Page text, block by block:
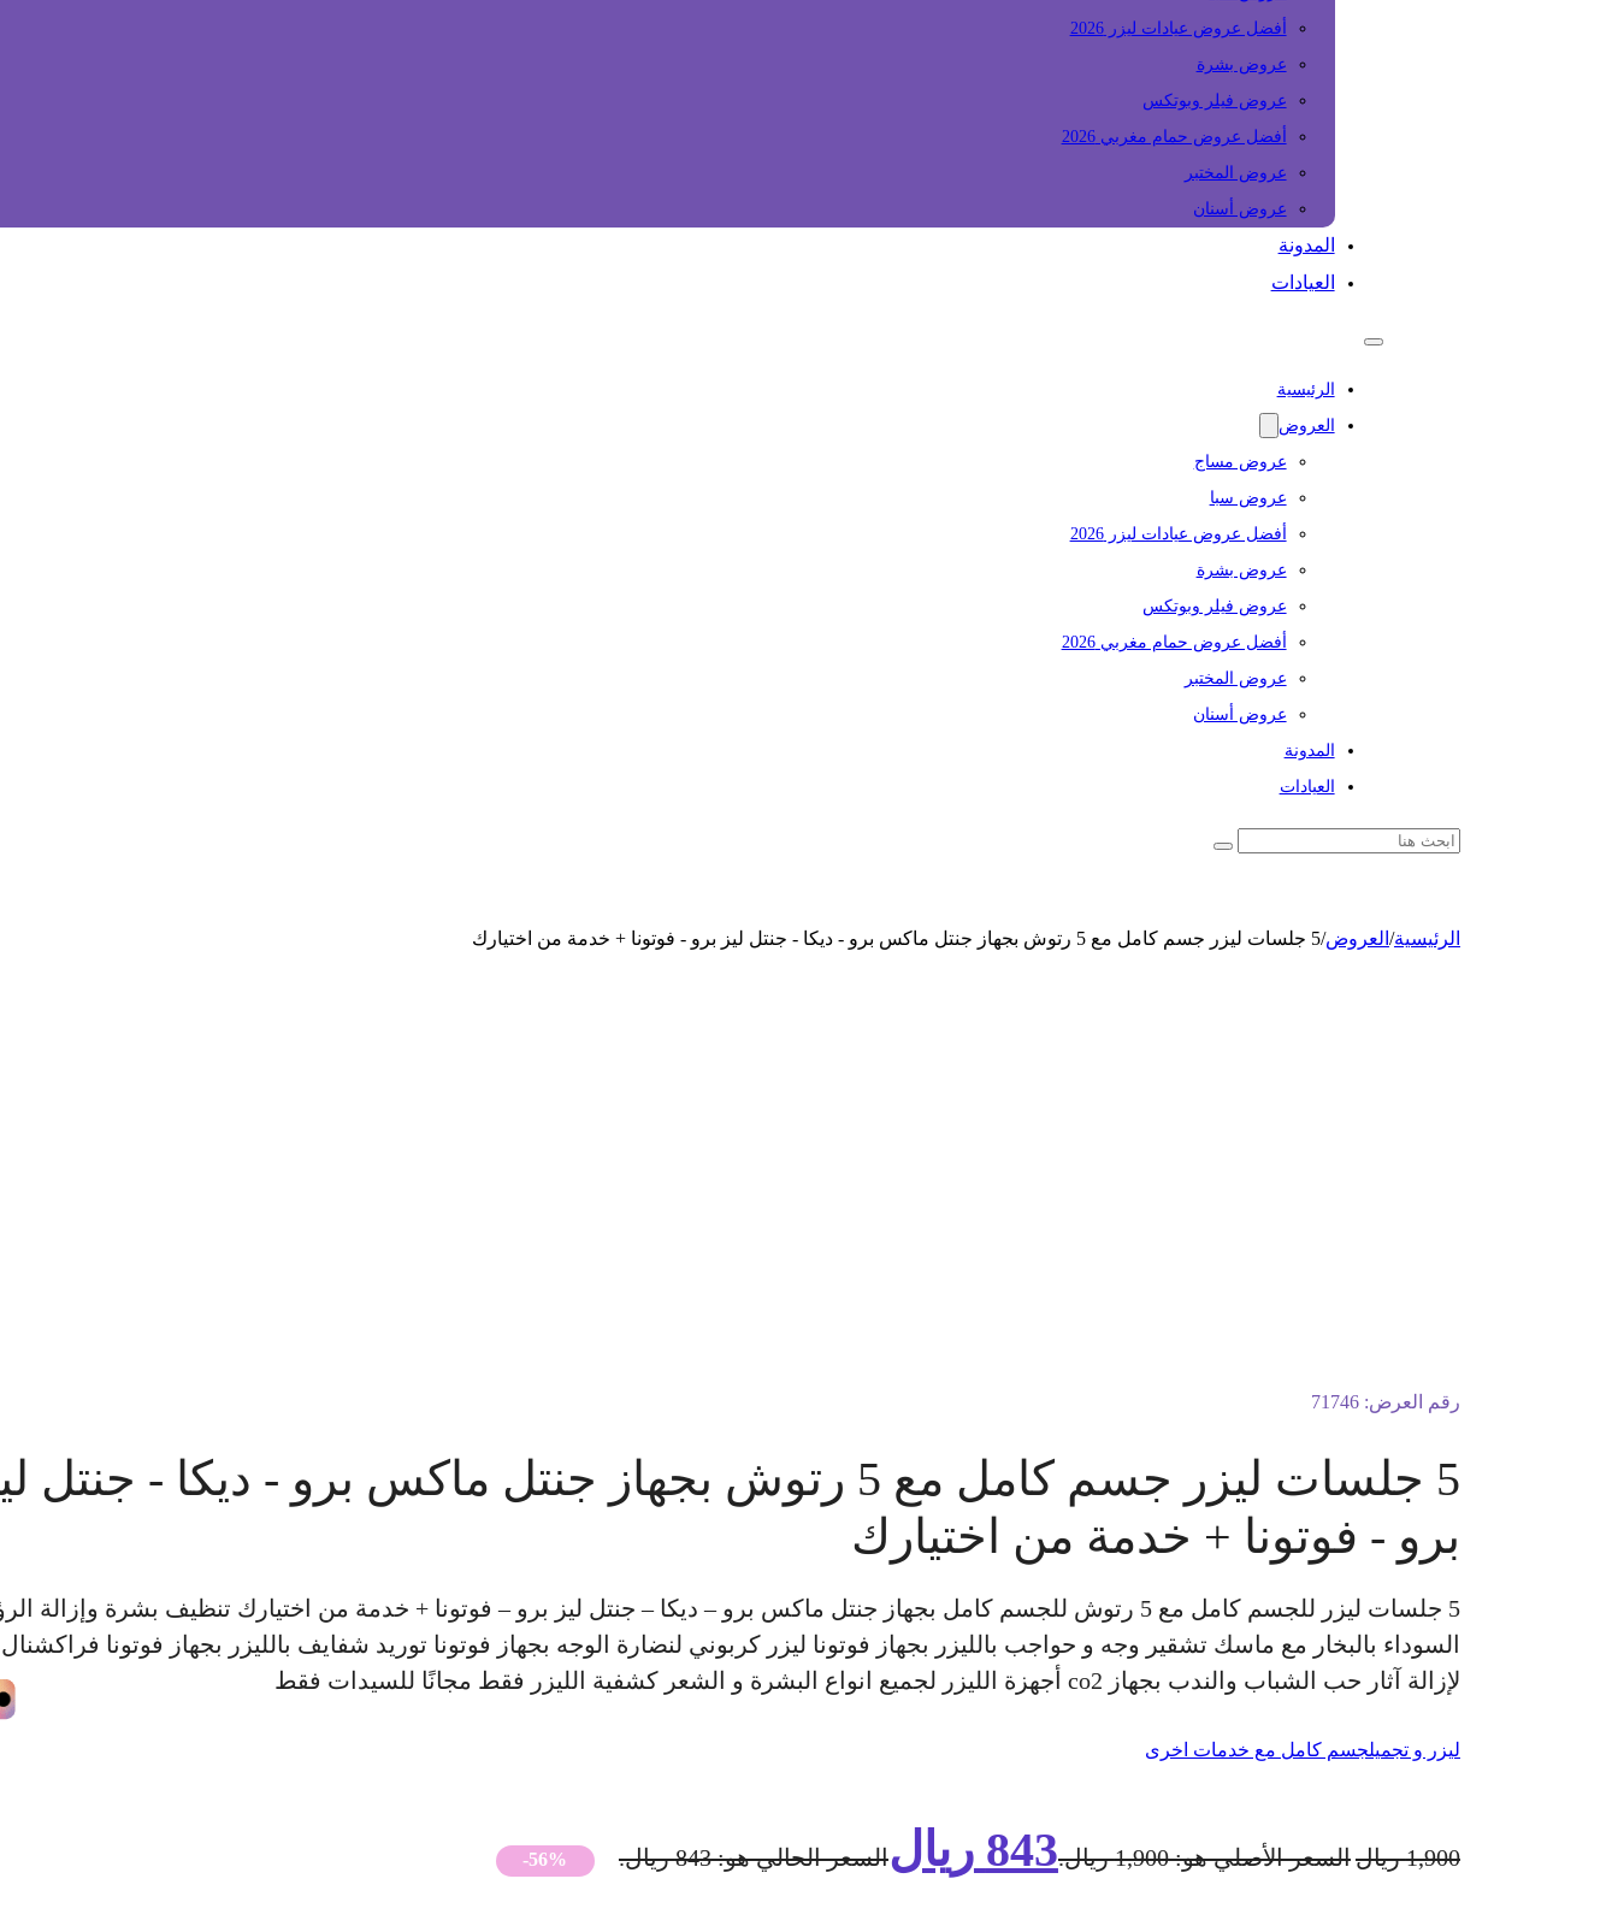
أفضل عروض عيادات ليزر 2026
عروض بشرة
عروض فيلر وبوتكس
أفضل عروض حمام مغربي 2026
عروض المختبر
عروض أسنان
المدونة
العيادات
الرئيسية
العروض
عروض مساج
عروض سبا
أفضل عروض عيادات ليزر 2026
عروض بشرة
عروض فيلر وبوتكس
أفضل عروض حمام مغربي 2026
عروض المختبر
عروض أسنان
المدونة
العيادات
الرئيسية/ العروض/5 جلسات ليزر جسم كامل مع 5 رتوش بجهاز جنتل ماكس برو - ديكا - جنتل ليز برو - فوتونا + خدمة من اختيارك
رقم العرض:71746
5 جلسات ليزر جسم كامل مع 5 رتوش بجهاز جنتل ماكس برو - ديكا - جنتل
برو - فوتونا + خدمة من اختيارك
5 جلسات ليزر للجسم كامل مع 5 رتوش للجسم كامل بجهاز جنتل ماكس برو – ديكا – جنتل ليز برو – فوتونا + خدمة من اختيارك تنظيف بشرة وإزالة
السوداء بالبخار مع ماسك تشقير وجه و حواجب بالليزر بجهاز فوتونا ليزر كربوني لنضارة الوجه بجهاز فوتونا توريد شفايف بالليزر بجهاز فوتونا
لإزالة آثار حب الشباب والندب بجهاز co2 أجهزة الليزر لجميع انواع البشرة و الشعر كشفية الليزر فقط مجانًا للسيدات فقط
ليزر و تجميلجسم كامل مع خدمات اخرى
1,900 ريالالسعر الأصلي هو: 1,900 ريال. 843 ريالالسعر الحالي هو: 843 ريال. -56%